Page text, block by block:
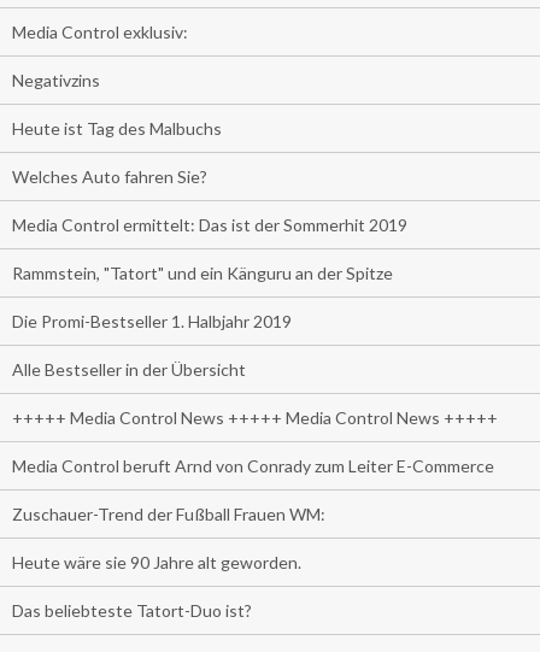
Media Control exklusiv:
Negativzins
Heute ist Tag des Malbuchs
Welches Auto fahren Sie?
Media Control ermittelt: Das ist der Sommerhit 2019
Rammstein, "Tatort" und ein Känguru an der Spitze
Die Promi-Bestseller 1. Halbjahr 2019
Alle Bestseller in der Übersicht
+++++ Media Control News +++++ Media Control News +++++
Media Control beruft Arnd von Conrady zum Leiter E-Commerce
Zuschauer-Trend der Fußball Frauen WM:
Heute wäre sie 90 Jahre alt geworden.
Das beliebteste Tatort-Duo ist?